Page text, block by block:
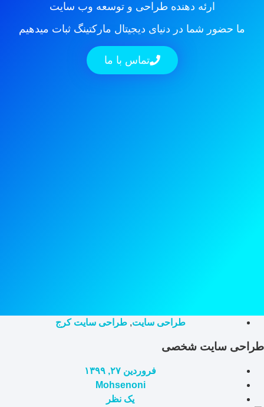
ارئه دهنده طراحی و توسعه وب سایت
ما حضور شما در دنیای دیجیتال مارکتینگ ثبات میدهیم
تماس با ما
طراحی سایت,طراحی سایت کرج
طراحی سایت شخصی
فروردین ۲۷, ۱۳۹۹
Mohsenoni
یک نظر